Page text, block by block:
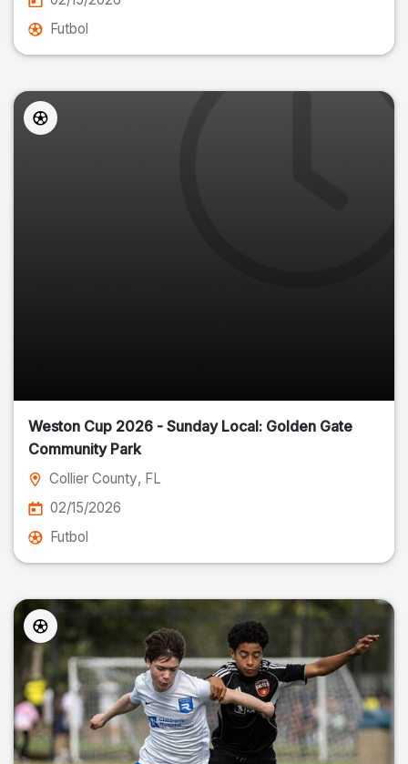
Futbol
Weston Cup 2026 - Sunday Local: Golden Gate
Community Park
Collier County, FL
02/15/2026
Futbol